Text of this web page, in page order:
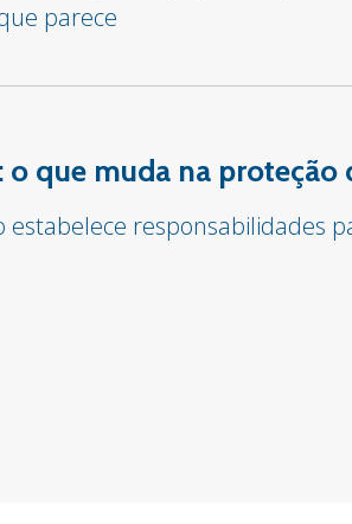
parece
o que muda na
estabelece responsabilidades